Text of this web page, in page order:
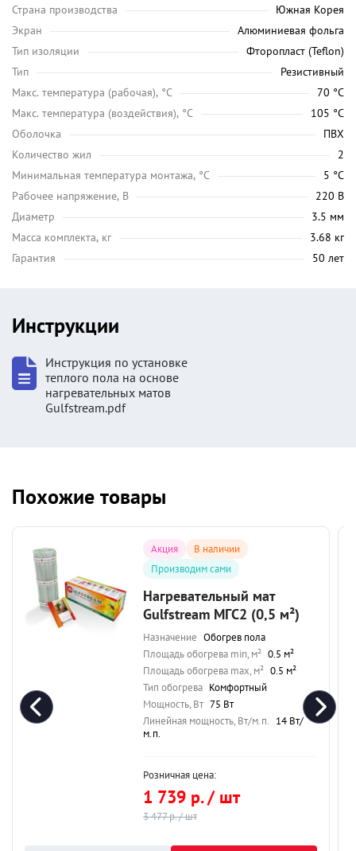
Страна производства
Южная Корея
Экран
Алюминиевая фольга
Тип изоляции
Фторопласт (Teflon)
Тип
Резистивный
Maкс. температура (рабочая), °C
70 °C
Макс. температура (воздействия), °C
105 °C
Оболочка
ПВХ
Количество жил
2
Минимальная температура монтажа, °C
5 °C
Рабочее напряжение, В
220 В
Диаметр
3.5 мм
Масса комплекта, кг
3.68 кг
Гарантия
50 лет
Инструкции
Инструкция по установке
теплого пола на основе
нагревательных матов
Gulfstream.pdf
Похожие товары
Акция
В наличии
Производим сами
Нагревательный мат
Gulfstream МГС2 (0,5 м²)
Назначение Обогрев пола
Площадь обогрева min, м² 0.5 м²
Площадь обогрева max, м² 0.5 м²
Тип обогрева Комфортный
Мощность, Вт 75 Вт
Линейная мощность, Вт/м.п. 14 Вт/
м.п.
Розничная цена:
1 739 р. / шт
3 477 р. / шт